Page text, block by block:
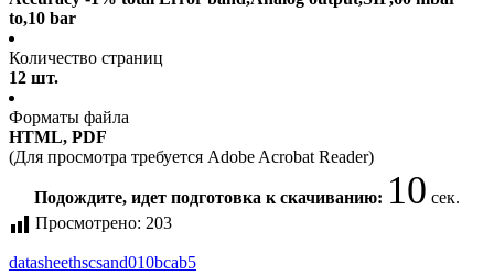
to,10 bar
Количество страниц
12 шт.
Форматы файла
HTML, PDF
(Для просмотра требуется Adobe Acrobat Reader)
Подождите, идет подготовка к скачиванию: 10 сек.
Просмотрено: 203
datasheethscsand010bcab5